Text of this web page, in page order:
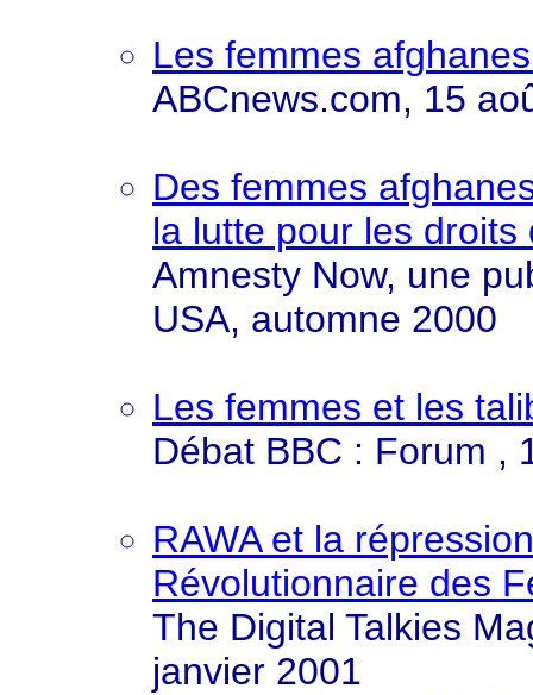
Les femmes
ABCnews.com, 15
Des femmes
la lutte pour les
Amnesty Now, une
USA, automne 2000
Les femmes et les
Débat BBC : Forum ,
RAWA et la
Révolutionnaire des
The Digital Talkies
janvier 2001